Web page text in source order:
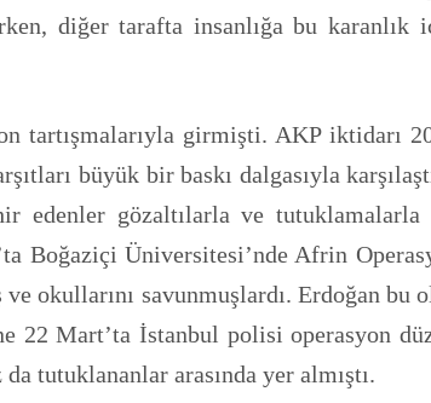
diğer tarafta insanlığa bu karanlık
tartışmalarıyla girmişti. AKP iktidarı
büyük bir baskı dalgasıyla
edenler gözaltılarla ve
Boğaziçi Üniversitesi’nde Afrin
okullarını savunmuşlardı. Erdoğan bu
22 Mart’ta İstanbul polisi operasyon
tutuklananlar arasında yer almıştı.